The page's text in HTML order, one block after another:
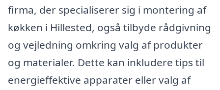
firma, der specialiserer sig i montering af
køkken i Hillested, også tilbyde rådgivning
og vejledning omkring valg af produkter
og materialer. Dette kan inkludere tips til
energieffektive apparater eller valg af